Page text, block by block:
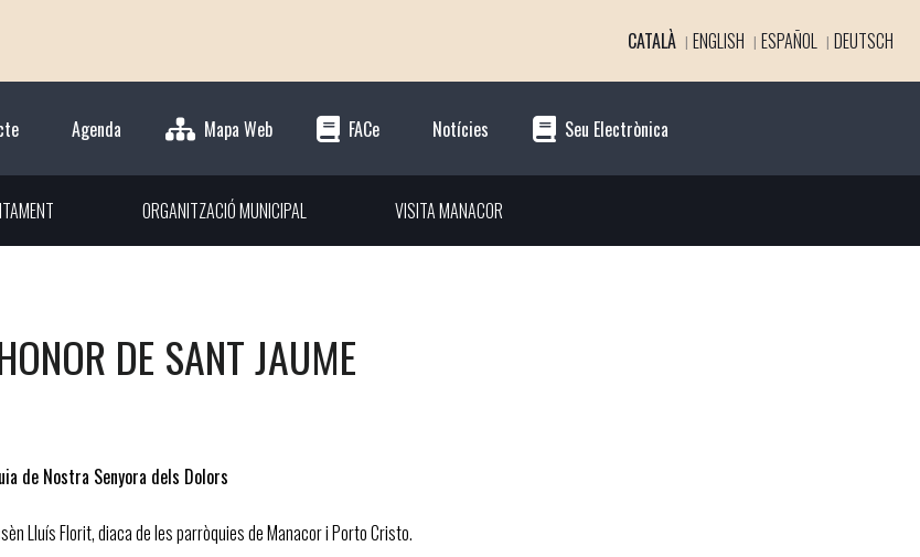
CATALÀ ENGLISH ESPAÑOL DEUTSCH
Agenda Mapa Web FACe Notícies Seu Electrònica
ORGANITZACIÓ MUNICIPAL VISITA MANACOR
DE SANT JAUME
de Nostra Senyora dels Dolors
Lluís Florit, diaca de les parròquies de Manacor i Porto Cristo.